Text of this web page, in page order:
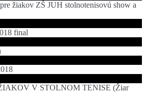
žiakov ZŠ JUH stolnotenisovú show a
final
V STOLNOM TENISE (Žiar